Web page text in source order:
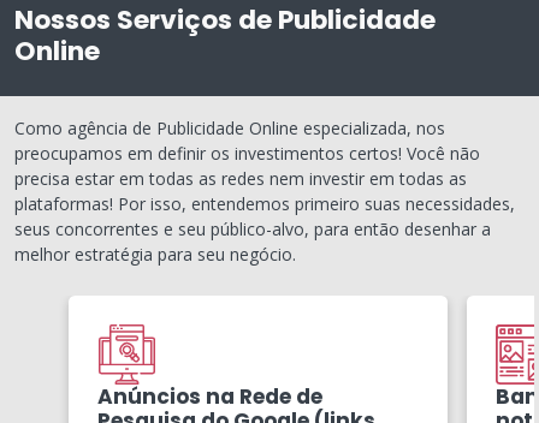
Nossos Serviços de Publicidade
Online
Como agência de Publicidade Online especializada, nos
preocupamos em definir os investimentos certos! Você não
precisa estar em todas as redes nem investir em todas as
plataformas! Por isso, entendemos primeiro suas necessidades,
seus concorrentes e seu público-alvo, para então desenhar a
melhor estratégia para seu negócio.
Anúncios na Rede de